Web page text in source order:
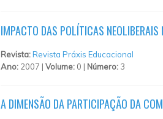
IMPACTO DAS POLÍTICAS NEOLIBERAIS
Revista:Revista Práxis Educacional
Ano: 2007 | Volume: 0 | Número: 3
A DIMENSÃO DA PARTICIPAÇÃO DA